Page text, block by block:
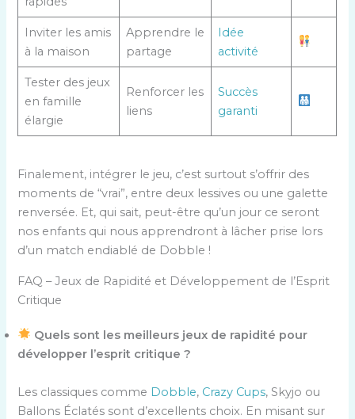
Inviter les amis
à la maison
Apprendre le
partage
Idée
activité
Tester des jeux
en famille
élargie
Renforcer les
liens
Succès
garanti
Finalement, intégrer le jeu, c’est surtout s’offrir des
moments de “vrai”, entre deux lessives ou une galette
renversée. Et, qui sait, peut-être qu’un jour ce seront
nos enfants qui nous apprendront à lâcher prise lors
d’un match endiablé de Dobble !
FAQ – Jeux de Rapidité et Développement de l’Esprit
Critique
Quels sont les meilleurs jeux de rapidité pour
développer l’esprit critique ?
Les classiques comme Dobble, Crazy Cups, Skyjo ou
Ballons Éclatés sont d’excellents choix. En misant sur